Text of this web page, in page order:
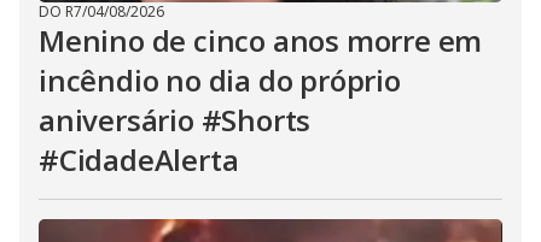
DO R7/04/08/2026
Menino de cinco anos morre em
incêndio no dia do próprio
aniversário #Shorts
#CidadeAlerta